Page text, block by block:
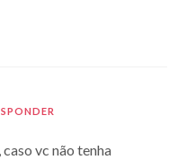
vc não tenha